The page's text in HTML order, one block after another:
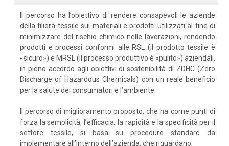
Il percorso ha l’obiettivo di rendere consapevoli le aziende
della filiera tessile sui materiali e prodotti utilizzati al fine di
minimizzare del rischio chimico nelle lavorazioni, rendendo
prodotti e processi conformi alle RSL (il prodotto tessile è
«sicuro») e MRSL (il processo produttivo è «pulito») aziendali,
in pieno accordo agli obiettivi di sostenibilità di ZDHC (Zero
Discharge of Hazardous Chemicals) con un reale beneficio
per la salute dei consumatori e l’ambiente.
Il percorso di miglioramento proposto, che ha come punti di
forza la semplicità, l’efficacia, la rapidità e la specificità per il
settore tessile, si basa su procedure standard da
implementare all’interno dell’azienda, che riguardano: